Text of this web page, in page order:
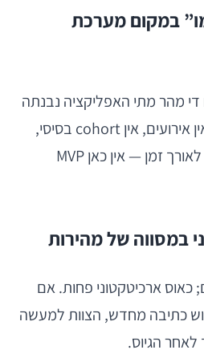
במקום מערכת
מהר מתי האפליקציה נבנתה
לדמו ולא ללמידה. אם אין אירועים, אין cohort בסיסי,
ואין דרך להבין התנהגות לאורך זמן — אין כאן MVP
במסווה של מהירות
כאוס ארכיטקטוני פחות. אם
כתיבה מחדש, הצוות למעשה
הגיוס.